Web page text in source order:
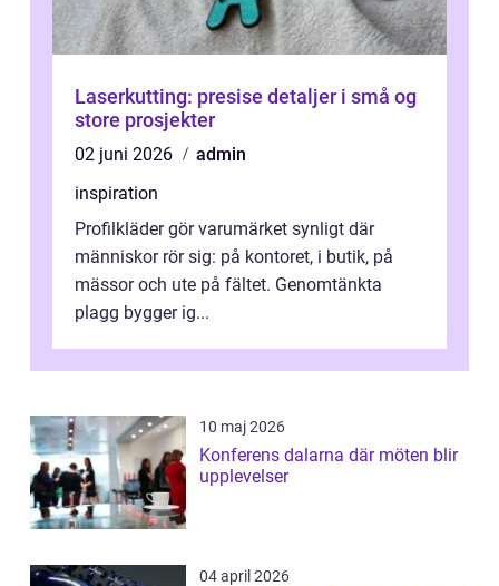
Laserkutting: presise detaljer i små og
store prosjekter
02 juni 2026
admin
inspiration
Profilkläder gör varumärket synligt där
människor rör sig: på kontoret, i butik, på
mässor och ute på fältet. Genomtänkta
plagg bygger ig...
10 maj 2026
Konferens dalarna där möten blir
upplevelser
04 april 2026